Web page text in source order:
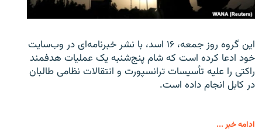
این گروه روز جمعه، ۱۶ اسد، با نشر خبرنامه‌ای در وب‌سایت
خود ادعا کرده است که شام پنج‌شنبه یک عملیات هدفمند
راکتی را علیه تأسیسات ترانسپورت و انتقالات نظامی طالبان
در کابل انجام داده است.
ادامه خبر ...